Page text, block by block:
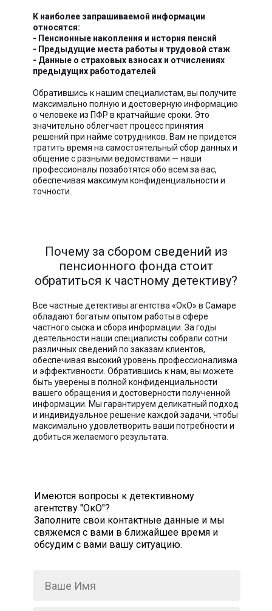
К наиболее запрашиваемой информации
относятся:
- Пенсионные накопления и история пенсий
- Предыдущие места работы и трудовой стаж
- Данные о страховых взносах и отчислениях
предыдущих работодателей
Обратившись к нашим специалистам, вы получите
максимально полную и достоверную информацию
о человеке из ПФР в кратчайшие сроки. Это
значительно облегчает процесс принятия
решений при найме сотрудников. Вам не придется
тратить время на самостоятельный сбор данных и
общение с разными ведомствами — наши
профессионалы позаботятся обо всем за вас,
обеспечивая максимум конфиденциальности и
точности.
Почему за сбором сведений из
пенсионного фонда стоит
обратиться к частному детективу?
Все частные детективы агентства «ОкО» в Самаре
обладают богатым опытом работы в сфере
частного сыска и сбора информации. За годы
деятельности наши специалисты собрали сотни
различных сведений по заказам клиентов,
обеспечивая высокий уровень профессионализма
и эффективности. Обратившись к нам, вы можете
быть уверены в полной конфиденциальности
вашего обращения и достоверности полученной
информации. Мы гарантируем деликатный подход
и индивидуальное решение каждой задачи, чтобы
максимально удовлетворить ваши потребности и
добиться желаемого результата.
Имеются вопросы к детективному
агентству "ОкО"?
Заполните свои контактные данные и мы
свяжемся с вами в ближайшее время и
обсудим с вами вашу ситуацию.